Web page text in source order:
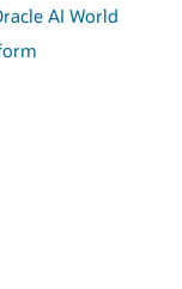
AI World